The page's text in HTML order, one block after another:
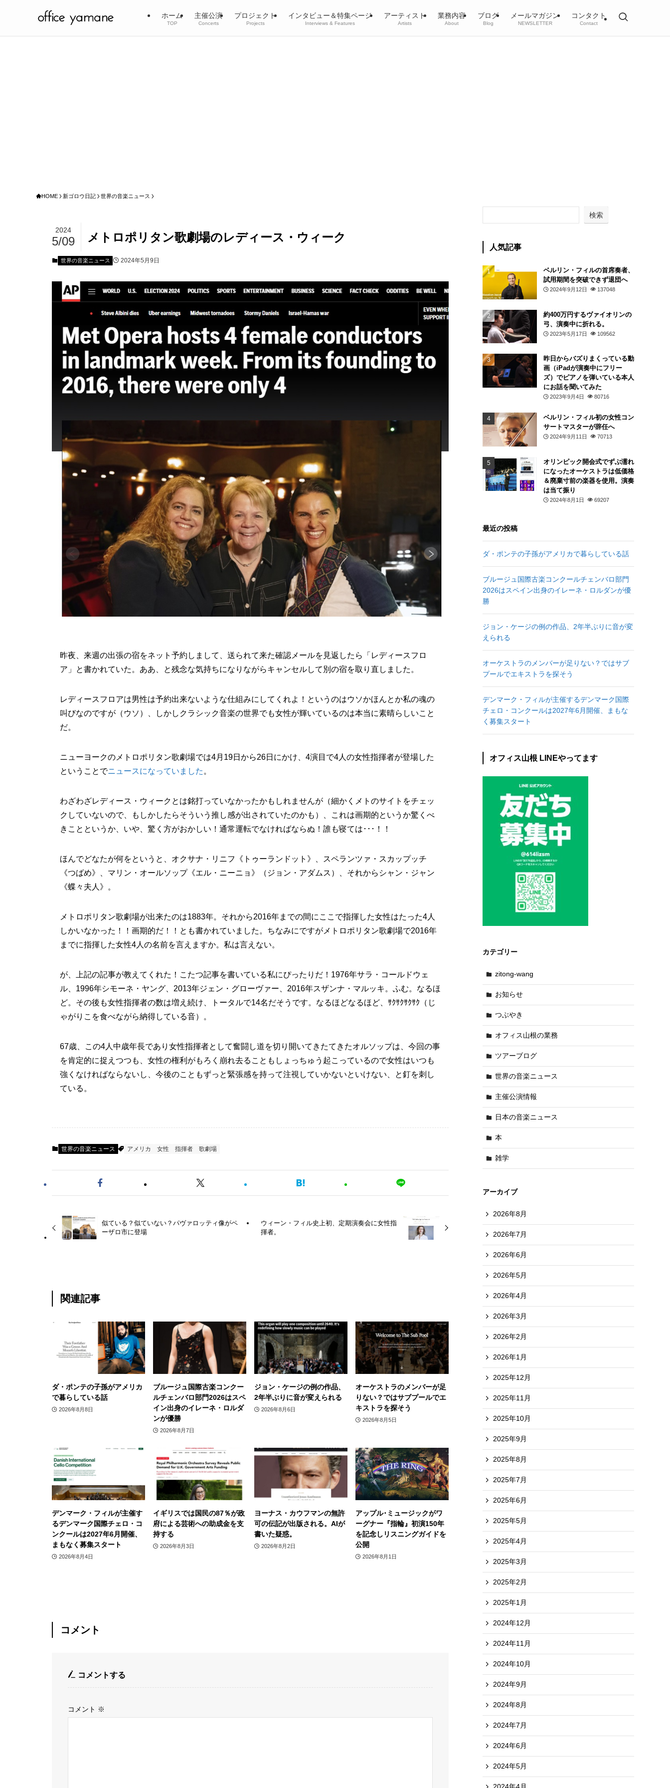
ホーム
TOP
主催公演
Concerts
プロジェクト
Projects
インタビュー＆特集ページ
Interviews & Features
アーティスト
Artists
業務内容
About
ブログ
Blog
メールマガジン
NEWSLETTER
コンタクト
Contact
HOME 新ゴロウ日記 世界の音楽ニュース
メトロポリタン歌劇場のレディース・ウィーク
2024
5/09
世界の音楽ニュース 2024年5月9日
昨夜、来週の出張の宿をネット予約しまして、送られて来た確認メールを見返したら「レディースフロ
ア」と書かれていた。ああ、と残念な気持ちになりながらキャンセルして別の宿を取り直しました。
レディースフロアは男性は予約出来ないような仕組みにしてくれよ！というのはウソかほんとか私の魂の
叫びなのですが（ウソ）、しかしクラシック音楽の世界でも女性が輝いているのは本当に素晴らしいこと
だ。
ニューヨークのメトロポリタン歌劇場では4月19日から26日にかけ、4演目で4人の女性指揮者が登場した
ということでニュースになっていました 。
わざわざレディース・ウィークとは銘打っていなかったかもしれませんが（細かくメトのサイトをチェッ
クしていないので、もしかしたらそういう推し感が出されていたのかも）、これは画期的というか驚くべ
きことというか、いや、驚く方がおかしい！通常運転でなければならぬ！誰も寝ては･･･！！
ほんでどなたが何をというと、オクサナ・リニフ《トゥーランドット》、スペランツァ・スカップッチ
《つばめ》、マリン・オールソップ《エル・ニーニョ》（ジョン・アダムス）、それからシャン・ジャン
《蝶々夫人》。
メトロポリタン歌劇場が出来たのは1883年。それから2016年までの間にここで指揮した女性はたった4人
しかいなかった！！画期的だ！！とも書かれていました。ちなみにですがメトロポリタン歌劇場で2016年
までに指揮した女性4人の名前を言えますか。私は言えない。
が、上記の記事が教えてくれた！こたつ記事を書いている私にぴったりだ！1976年サラ・コールドウェ
ル、1996年シモーネ・ヤング、2013年ジェン・グローヴァー、2016年スザンナ・マルッキ。ふむ。なるほ
ど。その後も女性指揮者の数は増え続け、トータルで14名だそうです。なるほどなるほど、ｻｸｻｸｻｸｻｸ（じ
ゃがりこを食べながら納得している音）。
67歳、この4人中歳年長であり女性指揮者として奮闘し道を切り開いてきたてきたオルソップは、今回の事
を肯定的に捉えつつも、女性の権利がもろく崩れ去ることもしょっちゅう起こっているので女性はいつも
強くなければならないし、今後のこともずっと緊張感を持って注視していかないといけない、と釘を刺し
ている。
世界の音楽ニュース アメリカ 女性 指揮者 歌劇場
似ている？似ていない？パヴァロッティ像がペ
ーザロ市に登場
ウィーン・フィル史上初、定期演奏会に女性指
揮者。
関連記事
ダ・ポンテの子孫がアメリカ
で暮らしている話
2026年8月8日
ブルージュ国際古楽コンクー
ルチェンバロ部門2026はスペ
イン出身のイレーネ・ロルダ
ンが優勝
2026年8月7日
ジョン・ケージの例の作品、
2年半ぶりに音が変えられる
2026年8月6日
オーケストラのメンバーが足
りない？ではサブプールでエ
キストラを探そう
2026年8月5日
デンマーク・フィルが主催す
るデンマーク国際チェロ・コ
ンクールは2027年6月開催、
まもなく募集スタート
2026年8月4日
イギリスでは国民の87％が政
府による芸術への助成金を支
持する
2026年8月3日
ヨーナス・カウフマンの無許
可の伝記が出版される。AIが
書いた疑惑。
2026年8月2日
アップル･ミュージックがワ
ーグナー『指輪』初演150年
を記念しリスニングガイドを
公開
2026年8月1日
コメント
コメントする
コメント ※
検索
人気記事
ベルリン・フィルの首席奏者、
試用期間を突破できず退団へ
2024年9月12日 137048
約400万円するヴァイオリンの
弓、演奏中に折れる。
2023年5月17日 109562
昨日からバズりまくっている動
画（iPadが演奏中にフリー
ズ）でピアノを弾いている本人
にお話を聞いてみた
2023年9月4日 80716
ベルリン・フィル初の女性コン
サートマスターが辞任へ
2024年9月11日 70713
オリンピック開会式でずぶ濡れ
になったオーケストラは低価格
＆廃棄寸前の楽器を使用。演奏
は当て振り
2024年8月1日 69207
最近の投稿
ダ・ポンテの子孫がアメリカで暮らしている話
ブルージュ国際古楽コンクールチェンバロ部門
2026はスペイン出身のイレーネ・ロルダンが優
勝
ジョン・ケージの例の作品、2年半ぶりに音が変
えられる
オーケストラのメンバーが足りない？ではサブ
プールでエキストラを探そう
デンマーク・フィルが主催するデンマーク国際
チェロ・コンクールは2027年6月開催、まもな
く募集スタート
オフィス山根 LINEやってます
カテゴリー
zitong-wang
お知らせ
つぶやき
オフィス山根の業務
ツアーブログ
世界の音楽ニュース
主催公演情報
日本の音楽ニュース
本
雑学
アーカイブ
2026年8月
2026年7月
2026年6月
2026年5月
2026年4月
2026年3月
2026年2月
2026年1月
2025年12月
2025年11月
2025年10月
2025年9月
2025年8月
2025年7月
2025年6月
2025年5月
2025年4月
2025年3月
2025年2月
2025年1月
2024年12月
2024年11月
2024年10月
2024年9月
2024年8月
2024年7月
2024年6月
2024年5月